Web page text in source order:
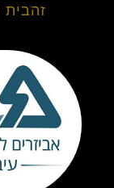
זהבית